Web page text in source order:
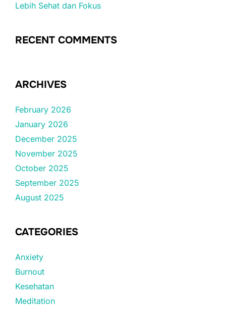
Lebih Sehat dan Fokus
RECENT COMMENTS
ARCHIVES
February 2026
January 2026
December 2025
November 2025
October 2025
September 2025
August 2025
CATEGORIES
Anxiety
Burnout
Kesehatan
Meditation